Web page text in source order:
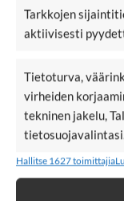
Tarkkojen
aktiivisesti
Tietoturva,
virheiden
tekninen jakelu,
Hallitse 1627 toimittajia
Väri: Licorice
Hoito: 30 asteinen
Metsola
Lisää Metsolaa